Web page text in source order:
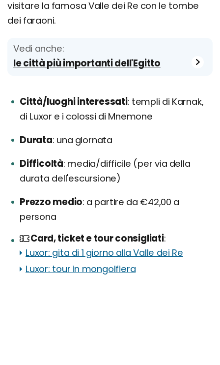
visitare la famosa Valle dei Re con le tombe
dei faraoni.
Vedi anche:
le città più importanti dell'Egitto
Città/luoghi interessati templi di Karnak,
di Luxor e i colossi di Mnemone
Durata una giornata
Difficoltà media/difficile (per via della
durata dell'escursione)
Prezzo medio a partire da €42,00 a
persona
Card, ticket e tour consigliati
Luxor: gita di 1 giorno alla Valle dei Re
Luxor: tour in mongolfiera